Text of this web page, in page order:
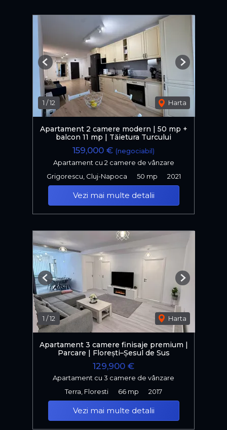
1 /12 Harta
Previous Next
Apartament 2 camere modern | 50 mp +
balcon 11 mp | Tăietura Turcului
159,000 € (negociabil)
Apartament cu 2 camere de vânzare
Grigorescu, Cluj-Napoca
50 mp 2021
Vezi mai multe detalii
1 /12 Harta
Previous Next
Apartament 3 camere finisaje premium |
Parcare | Florești–Șesul de Sus
129,900 €
Apartament cu 3 camere de vânzare
Terra, Floresti
66 mp 2017
Vezi mai multe detalii